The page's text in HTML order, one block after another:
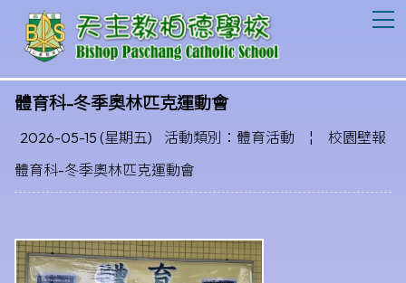
體育科-冬季奧林匹克運動會
2026-05-15 (星期五) 活動類別：體育活動 ¦
校園壁報
體育科-冬季奧林匹克運動會